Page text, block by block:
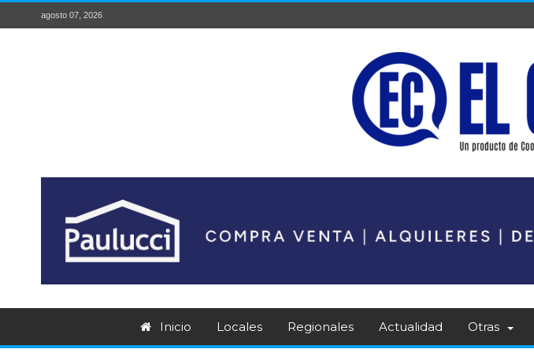
agosto 07, 2026
Inicio Locales Regionales Actualidad Otras